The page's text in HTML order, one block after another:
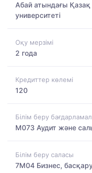
Абай атындағы
университеті
Оқу мерзімі
2 года
Кредиттер көлемі
120
Білім беру
M073 Аудит және
Білім беру саласы
7M04 Бизнес,